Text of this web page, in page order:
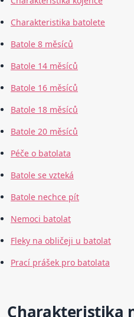
Charakteristika batolete
Batole 8 měsíců
Batole 14 měsíců
Batole 16 měsíců
Batole 18 měsíců
Batole 20 měsíců
Péče o batolata
Batole se vzteká
Batole nechce pít
Nemoci batolat
Fleky na obličeji u batolat
Prací prášek pro batolata
Charakteristika